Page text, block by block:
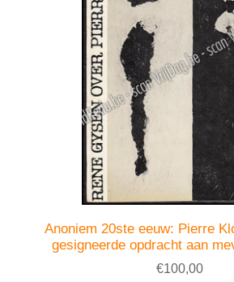
Anoniem 20ste eeuw: Pierre
gesigneerde opdracht aan
€100,00